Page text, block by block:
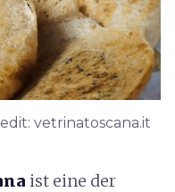
vetrinatoscana.it
ist eine der